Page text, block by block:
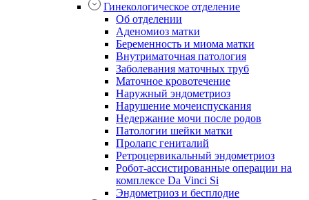
Гинекологическое отделение
Об отделении
Аденомиоз матки
Беременность и миома матки
Внутриматочная патология
Заболевания маточных труб
Маточное кровотечение
Наружный эндометриоз
Нарушение мочеиспускания
Недержание мочи после родов
Патологии шейки матки
Пролапс гениталий
Ретроцервикальный эндометриоз
Робот-ассистированные операции на
комплексе Da Vinci Si
Эндометриоз и бесплодие